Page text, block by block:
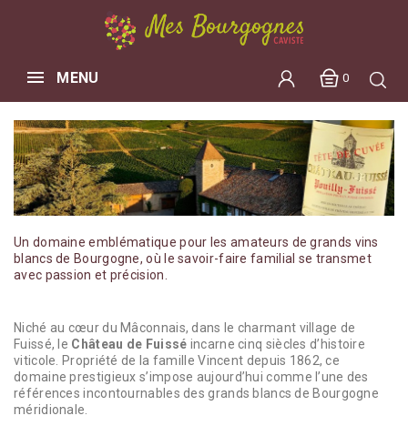
0
MENU
Un domaine emblématique pour les amateurs de grands vins
blancs de Bourgogne, où le savoir-faire familial se transmet
avec passion et précision.
Niché au cœur du Mâconnais, dans le charmant village de
Fuissé, le Château de Fuissé incarne cinq siècles d’histoire
viticole. Propriété de la famille Vincent depuis 1862, ce
domaine prestigieux s’impose aujourd’hui comme l’une des
références incontournables des grands blancs de Bourgogne
méridionale.